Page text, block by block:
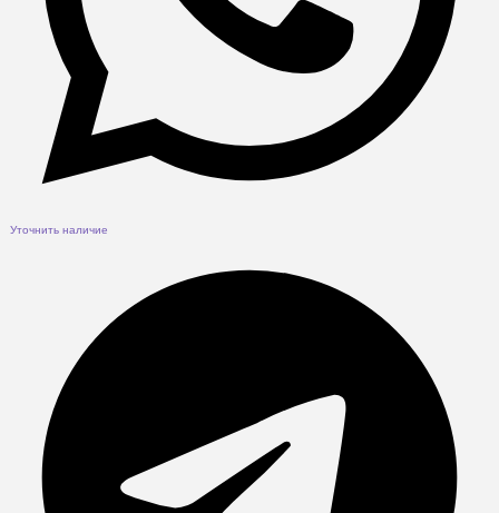
Уточнить наличие